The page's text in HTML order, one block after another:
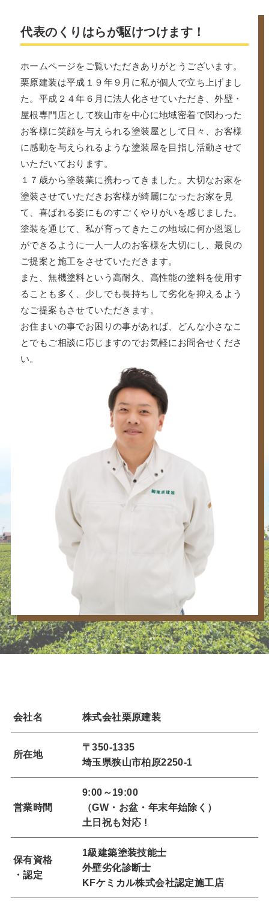
代表のくりはらが駆けつけます！
ホームページをご覧いただきありがとうございます。
栗原建装は平成１９年９月に私が個人で立ち上げまし
た。平成２４年６月に法人化させていただき、外壁・
屋根専門店として狭山市を中心に地域密着で関わった
お客様に笑顔を与えられる塗装屋として日々、お客様
に感動を与えられるような塗装屋を目指し活動させて
いただいております。
１７歳から塗装業に携わってきました。大切なお家を
塗装させていただきお客様が綺麗になったお家を見
て、喜ばれる姿にものすごくやりがいを感じました。
塗装を通じて、私が育ってきたこの地域に何か恩返し
ができるように一人一人のお客様を大切にし、最良の
ご提案と施工をさせていただきます。
また、無機塗料という高耐久、高性能の塗料を使用す
ることも多く、少しでも長持ちして劣化を抑えるよう
なご提案もさせていただきます。
お住まいの事でお困りの事があれば、どんな小さなこ
とでもご相談に応じますのでお気軽にお問合せくださ
い。
会社名 株式会社栗原建装
所在地
〒350-1335
埼玉県狭山市柏原2250-1
営業時間
9:00～19:00
（GW・お盆・年末年始除く）
土日祝も対応 !
保有資格
・認定
1級建築塗装技能士
外壁劣化診断士
KFケミカル株式会社認定施工店